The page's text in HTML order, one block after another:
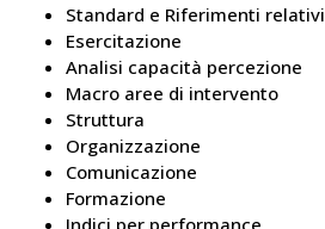
Standard e Riferimenti relativi
Esercitazione
Analisi capacità percezione
Macro aree di intervento
Struttura
Organizzazione
Comunicazione
Formazione
Indici per performance